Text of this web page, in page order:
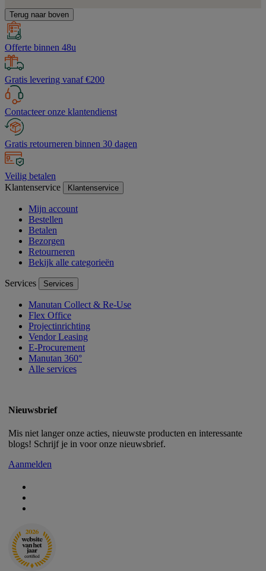
Terug naar boven
Offerte binnen 48u
Gratis levering vanaf €200
Contacteer onze klantendienst
Gratis retourneren binnen 30 dagen
Veilig betalen
Klantenservice
Klantenservice
Mijn account
Bestellen
Betalen
Bezorgen
Retourneren
Bekijk alle categorieën
Services Services
Manutan Collect & Re-Use
Flex Office
Projectinrichting
Vendor Leasing
E-Procurement
Manutan 360°
Alle services
Nieuwsbrief
Mis niet langer onze acties, nieuwste producten en interessante
blogs! Schrijf je in voor onze nieuwsbrief.
Aanmelden